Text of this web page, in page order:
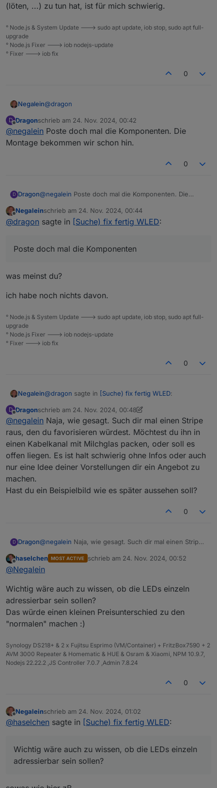
(löten, ...) zu tun hat, ist für mich schwierig.
° Node.js & System Update ---> sudo apt update, iob stop, sudo apt full-
upgrade
° Node.js Fixer ---> iob nodejs-update
° Fixer ---> iob fix
0
Negalein@dragon
ein Outdoor-LED-Band (ca. 20 Meter).
Raketenwissenschaft nicht, aber alles was mit basteln
D
Offline
Dragonschrieb am 24. Nov. 2024, 00:42
zuletzt editiert von
@negalein Poste doch mal die Komponenten. Die
Montage bekommen wir schon hin.
0
D Dragon@negalein Poste doch mal die Komponenten. Die
Offline
Negaleinschrieb am 24. Nov. 2024, 00:44
zuletzt editiert von
@dragon sagte in [Suche) fix fertig WLED:
Poste doch mal die Komponenten
was meinst du?
ich habe noch nichts davon.
° Node.js & System Update ---> sudo apt update, iob stop, sudo apt full-
upgrade
° Node.js Fixer ---> iob nodejs-update
° Fixer ---> iob fix
0
Negalein@dragon sagte in [Suche) fix fertig WLED:
Poste doch mal die Komponenten
was meinst du?
ich habe noch nichts davon.
D
Offline
Dragonschrieb am 24. Nov. 2024, 00:48
zuletzt editiert von Dragon
@negalein Naja, wie gesagt. Such dir mal einen Stripe
raus, den du favorisieren würdest. Möchtest du ihn in
einen Kabelkanal mit Milchglas packen, oder soll es
offen liegen. Es ist halt schwierig ohne Infos oder auch
nur eine Idee deiner Vorstellungen dir ein Angebot zu
machen.
Hast du ein Beispielbild wie es später aussehen soll?
0
D Dragon@negalein Naja, wie gesagt. Such dir mal einen Stripe
einen Kabelkanal mit Milchglas packen, oder soll es
offen liegen. Es ist halt schwierig ohne Infos oder auch
machen.
Hast du ein Beispielbild wie es später aussehen soll?
Offline
haselchen MOST ACTIVE schrieb am 24. Nov. 2024, 00:52
zuletzt editiert von
@Negalein
Wichtig wäre auch zu wissen, ob die LEDs einzeln
adressierbar sein sollen?
Das würde einen kleinen Preisunterschied zu den
"normalen" machen :)
Synology DS218+ & 2 x Fujitsu Esprimo (VM/Container) + FritzBox7590 + 2
AVM 3000 Repeater & Homematic & HUE & Osram & Xiaomi, NPM 10.9.7,
Nodejs 22.22.2 ,JS Controller 7.0.7 ,Admin 7.8.24
0
Offline
Negaleinschrieb am 24. Nov. 2024, 01:02
zuletzt editiert von
@haselchen sagte in [Suche) fix fertig WLED:
Wichtig wäre auch zu wissen, ob die LEDs einzeln
adressierbar sein sollen?